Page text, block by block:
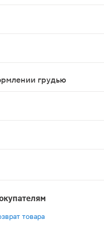
грудью
товара